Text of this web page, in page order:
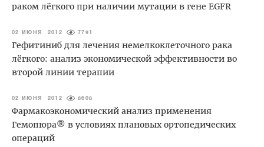
раком лёгкого при наличии мутации в гене EGFR
02 ИЮНЯ 2012 7791
Гефитиниб для лечения немелкоклеточного рака
лёгкого: анализ экономической эффективности во
второй линии терапии
02 ИЮНЯ 2012 8608
Фармакоэкономический анализ применения
Гемопюра® в условиях плановых ортопедических
операций